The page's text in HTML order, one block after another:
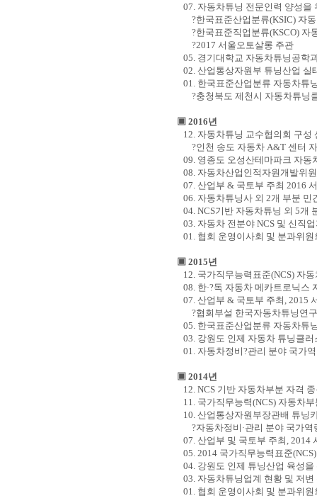
07. 자동차튜닝 전문인력 양성을
?한국표준산업분류(KSIC) 자
?한국표준직업분류(KSCO) 자
?2017 서울오토살롱 주관
05. 경기대학교 자동차튜닝공학
02. 산업통상자원부 튜닝산업 실
01. 한국표준산업분류 자동차튜
?충청북도 제천시 자동차튜닝
▣ 2016년
12. 자동차튜닝 교수협의회 구성
?인천 송도 자동차 A&T 센터
09. 영종도 오성산테마파크 자동
08. 자동차산업인적자원개발위
07. 산업부 & 국토부 주최 2016
06. 자동차튜닝사 외 2개 부분 민
04. NCS기반 자동차튜닝 외 5개
03. 자동차 전분야 NCS 및 신직
01. 협회 운영이사회 및 분과위원
▣ 2015년
12. 국가직무능력표준(NCS) 자
08. 한·?독 자동차 메카트로닉스
07. 산업부 & 국토부 주최 , 2015
?협회부설 한국자동차튜닝연
05. 한국표준산업분류 자동차튜
03. 강원도 인제 자동차 튜닝클
01. 자동차정비?관리 분야 국가
▣ 2014년
12. NCS 기반 자동차부분 자격
11. 국가직무능력(NCS) 자동차
10. 산업통상자원부장관배 튜닝
?자동차정비 ·관리 분야 국가역
07. 산업부 및 국토부 주최 , 2014
05. 2014 국가직무능력표준
04. 강원도 인제 튜닝산업 육성
03. 자동차튜닝업계 현황 및 저
01. 협회 운영이사회 및 분과위원